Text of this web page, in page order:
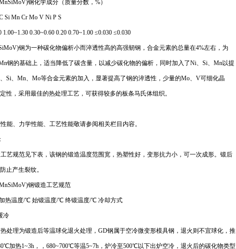
钢化学成分（质量分数，%）
Si Mn Cr Mo V Ni P S
1.00~1.30 0.30~0.60 0.20 0.70~1.00 ≤0.030 ≤0.030
钢为一种碳化物偏析小而淬透性高的高强韧钢，合金元素的总量在4%左右，为
钢的基础上，适当降低了碳含量，以减少碳化物的偏析，同时加入了Ni、Si、Mn以提
Si、Mn、Mo等合金元素的加入，显著提高了钢的淬透性，少量的Mo、V可细化晶
性，采用最佳的热处理工艺，可获得较多的板条马氏体组织。
能、力学性能、工艺性能敬请参阅相关栏目内容。
艺规范见下表，该钢的锻造温度范围宽，热塑性好，变形抗力小，可一次成形。锻后
止产生裂纹。
钢锻造工艺规范
热温度/℃ 始锻温度/℃ 终锻温度/℃ 冷却方式
冷
处理为锻造后等温球化退火处理，GD钢属于空冷微变形模具钢，退火则不宜球化，推
加热1~3h，，680~700℃等温5~7h，炉冷至500℃以下出炉空冷，退火后的碳化物类型